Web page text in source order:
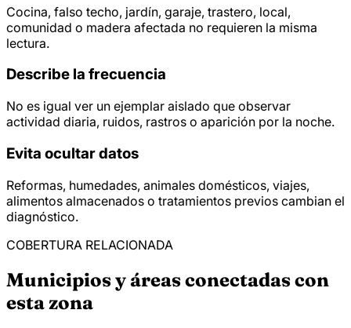
Cocina, falso techo, jardín, garaje, trastero, local,
comunidad o madera afectada no requieren la misma
lectura.
Describe la frecuencia
No es igual ver un ejemplar aislado que observar
actividad diaria, ruidos, rastros o aparición por la noche.
Evita ocultar datos
Reformas, humedades, animales domésticos, viajes,
alimentos almacenados o tratamientos previos cambian el
diagnóstico.
COBERTURA RELACIONADA
Municipios y áreas conectadas con
esta zona